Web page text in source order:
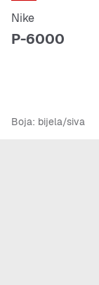
Nike
P-6000
Boja: bijela/siva